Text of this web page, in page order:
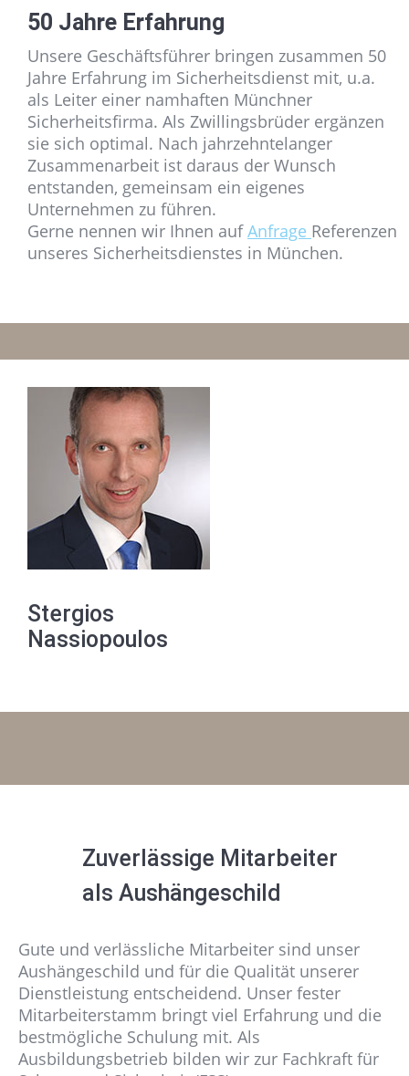
50 Jahre Erfahrung
Unsere Geschäftsführer bringen zusammen 50
Jahre Erfahrung im Sicherheitsdienst mit, u.a.
als Leiter einer namhaften Münchner
Sicherheitsfirma. Als Zwillingsbrüder ergänzen
sie sich optimal. Nach jahrzehntelanger
Zusammenarbeit ist daraus der Wunsch
entstanden, gemeinsam ein eigenes
Unternehmen zu führen.
Gerne nennen wir Ihnen aufAnfrage Referenzen
unseres Sicherheitsdienstes in München.
Stergios
Nassiopoulos
Zuverlässige Mitarbeiter
als Aushängeschild
Gute und verlässliche Mitarbeiter sind unser
Aushängeschild und für die Qualität unserer
Dienstleistung entscheidend. Unser fester
Mitarbeiterstamm bringt viel Erfahrung und die
bestmögliche Schulung mit. Als
Ausbildungsbetrieb bilden wir zur Fachkraft für